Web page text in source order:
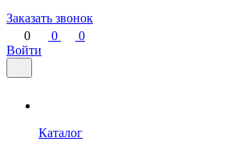
Заказать звонок
0
0
0
Войти
Каталог